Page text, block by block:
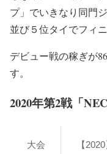
プ」でいきなり同門
並び５位タイでフィ
デビュー戦の稼ぎが
す。
2020年第2戦「
大会
【